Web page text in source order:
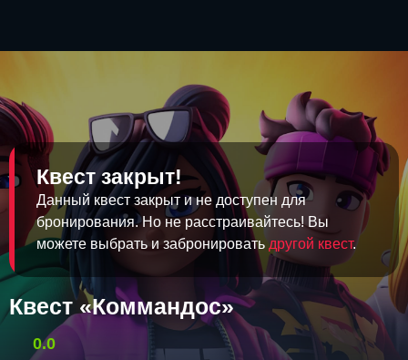
Квест закрыт!
Данный квест закрыт и не доступен для
бронирования. Но не расстраивайтесь! Вы
можете выбрать и забронироватьдругой квест.
Квест «Коммандос»
0.0